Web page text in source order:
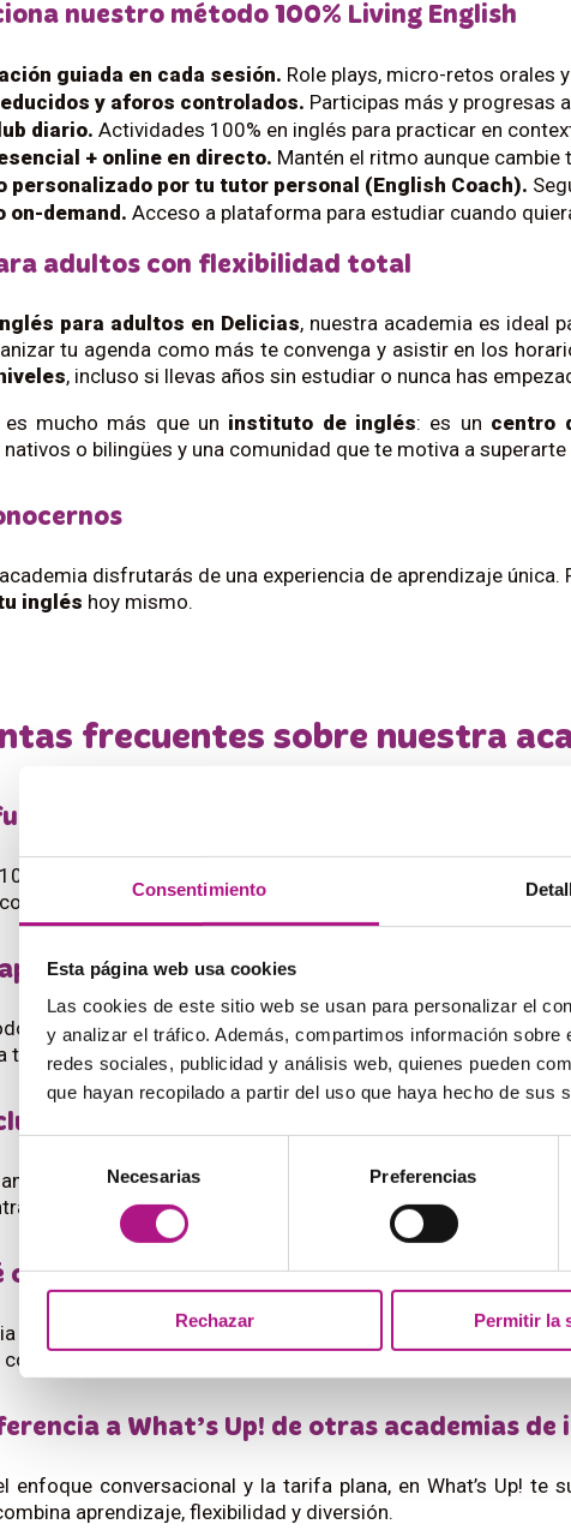
Consentimiento
Esta página web usa cookies
Las cookies de este sitio web se usan para personalizar el
y analizar el tráfico. Además, compartimos información
redes sociales, publicidad y análisis web, quienes pueden
que hayan recopilado a partir del uso que haya hecho de sus
de
consentimiento
Necesarias Preferencias
Rechazar Permitir la
nuestro método 100% Living English
guiada en cada sesión. Role plays, micro-retos orales
y aforos controlados. Participas más y progresas
diario. Actividades 100% en inglés para practicar en
+ online en directo. Mantén el ritmo aunque cambie
personalizado por tu tutor personal (English Coach).
on-demand. Acceso a plataforma para estudiar cuando
adultos con flexibilidad total
para adultos en Delicias, nuestra academia es ideal
tu agenda como más te convenga y asistir en los
, incluso si llevas años sin estudiar o nunca has
es mucho más que un instituto de inglés: es un centro
o bilingües y una comunidad que te motiva a superarte
disfrutarás de una experiencia de aprendizaje
inglés hoy mismo.
frecuentes sobre nuestra
el método 100% Living English y por
Living English se basa en la práctica constante del
clases centradas en la conversación, actividades
aunque tenga un nivel básico o
se adapta a todos los niveles, desde principiantes
tu ritmo con apoyo personalizado.
exactamente la tarifa plana de clases
te da acceso ilimitado a clases, talleres, actividades y
sin coste adicional.
clases disponibles cuando las necesite o
está diseñada para ofrecer máxima flexibilidad. Gracias a
a What’s Up! de otras academias de
enfoque conversacional y la tarifa plana, en What’s Up!
aprendizaje, flexibilidad y diversión.